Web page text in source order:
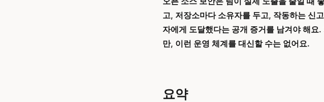
고, 저장소마다 소유자를 두고, 작동하는 신
자에게 도달했다는 공개 증거를 남겨야 해
만, 이런 운영 체계를 대신할 수는 없어요.
요약